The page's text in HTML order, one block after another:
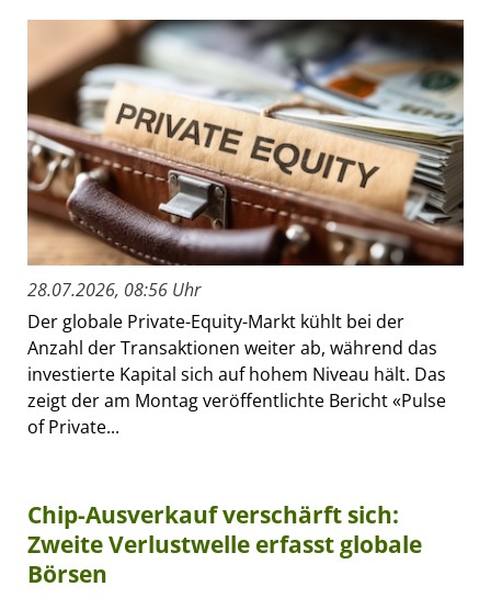
28.07.2026, 08:56 Uhr
Der globale Private-Equity-Markt kühlt bei der
Anzahl der Transaktionen weiter ab, während das
investierte Kapital sich auf hohem Niveau hält. Das
zeigt der am Montag veröffentlichte Bericht «Pulse
of Private...
Chip-Ausverkauf verschärft sich:
Zweite Verlustwelle erfasst globale
Börsen